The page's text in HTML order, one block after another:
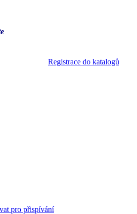
Registrace do katalogů
pro přispívání